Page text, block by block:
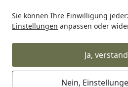
Sie können Ihre Einwilligung
Einstellungen anpassen oder
Ja,
Nein,
Startseite
Zaun Sichtschutzzaun Holz
FelixWood
Ihre Artikelübersicht